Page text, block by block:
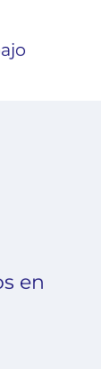
en